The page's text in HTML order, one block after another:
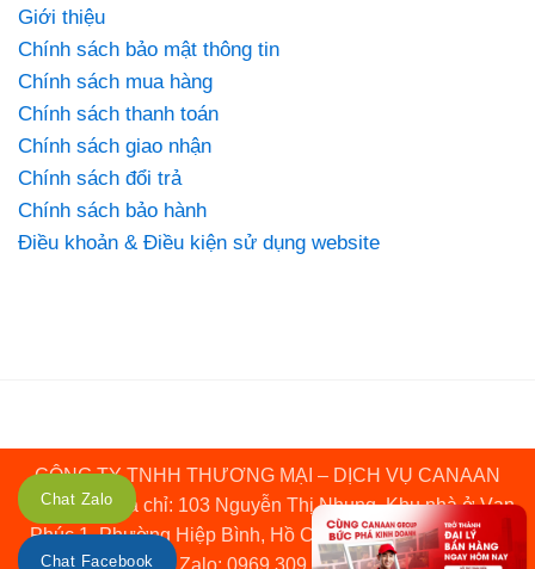
Chat Zalo
Chat Facebook
Giới thiệu
Chính sách bảo mật thông tin
Chính sách mua hàng
Chính sách thanh toán
Chính sách giao nhận
Chính sách đổi trả
Chính sách bảo hành
Điều khoản & Điều kiện sử dụng website
CÔNG TY TNHH THƯƠNG MẠI – DỊCH VỤ CANAAN
GROUP • Địa chỉ: 103 Nguyễn Thị Nhung, Khu nhà ở Vạn
Phúc 1, Phường Hiệp Bình, Hồ Chí Minh • Hotline: 0969
309 120 • Zalo: 0969 309 120 • Fanpage: